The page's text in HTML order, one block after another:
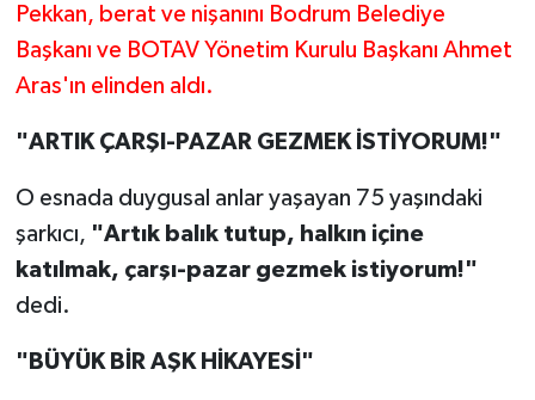
Pekkan, berat ve nişanını Bodrum Belediye
Başkanı ve BOTAV Yönetim Kurulu Başkanı Ahmet
Aras'ın elinden aldı.
"ARTIK ÇARŞI-PAZAR GEZMEK İSTİYORUM!"
O esnada duygusal anlar yaşayan 75 yaşındaki
şarkıcı, "Artık balık tutup, halkın içine
katılmak, çarşı-pazar gezmek istiyorum!"
dedi.
"BÜYÜK BİR AŞK HİKAYESİ"